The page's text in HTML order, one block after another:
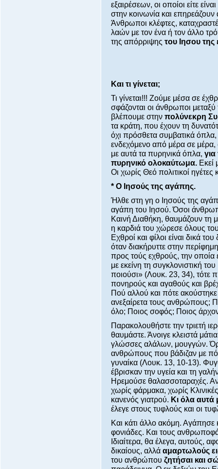
εξαιρέσεων, οι οποίοι είτε
στην κοινωνία και
Άνθρωποι κλέφτες,
λαών με τον ένα ή τον άλλο
της απόρριψης του Ιησου της
Και τι γίνεται;
Τι γίνεται!!! Ζούμε μέσα σε
σφάζονται οι άνθρωποι
βλέπουμε στην πολύνεκρη
τα κράτη, που έχουν τη
όχι πρόσθετα συμβατικά
ενδεχόμενο από μέρα σε μέρα,
με αυτά τα πυρηνικά όπλα,
πυρηνικό ολοκαύτωμα. Εκεί
Οι χωρίς Θεό πολιτικοί
* Ο Ιησούς της αγάπης.
Ήλθε στη γη ο Ιησούς της
αγάπη του Ιησού. Όσοι
Καινή Διαθήκη, θαυμάζουν τη
η καρδιά του χώρεσε όλους
Εχθροί και φίλοι είναι δικά
όταν διακήρυττε στην
προς τούς εχθρούς, την
με εκείνη τη συγκλονιστική
ποιούσι» (Λουκ. 23, 34), τότε
πονηρούς και αγαθούς και
Πού αλλού και πότε
ανεξαίρετα τους ανθρώπους;
όλο; Ποιος σοφός; Ποιος
Παρακολουθήστε την τριετή
θαυμάστε. Άνοιγε κλειστά
γλώσσες αλάλων, μουγγών.
ανθρώπους που βάδιζαν με
γυναίκα (Λουκ. 13, 10-13).
έβρισκαν την υγεία και τη
Ηρεμούσε θαλασσοταραχές.
χωρίς φάρμακα, χωρίς
κανενός γιατρού. Κι όλα αυτά
έλεγε στους τυφλούς και οι
Και κάτι άλλο ακόμη. Αγάπησε
φονιάδες. Και τους
Ιδιαίτερα, θα έλεγα, αυτούς,
δικαίους, αλλά αμαρτωλούς
του ανθρώπου ζητήσαι και